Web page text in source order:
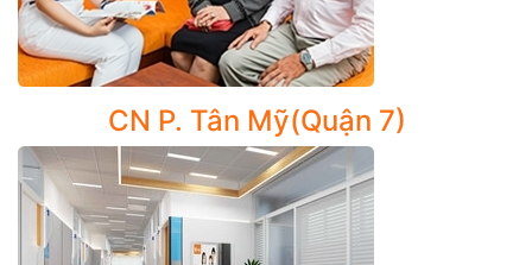
các cấu trúc bên trong, phát hiện sớm bất thường.
Gói Tầm soát ung thư Tuyến giáp và Vòm họng, Ung
thư Phổi, Tầm soát Hen và COPD..
Dịch vụ tiểu phẫu – thủ thuật an toàn:
- Cắt phanh lưỡi
- Rửa tai, lấy ráy tai
CN P. Tân Mỹ(Quận 7)